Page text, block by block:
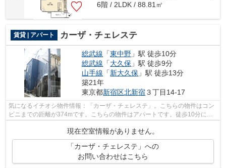
6階 / 2LDK / 88.81㎡
賃貸 | アパート カーザ・チェレステ
総武線 「東中野 」駅 徒歩10分
総武線 「大久保 」駅 徒歩9分
山手線 「新大久保 」駅 徒歩13分
築21年
東京都新宿区北新宿３丁目14-17
気になるイチオシ物件情報：「カーザ・チェレステ」。こちらの物件はコン
ビニまでの距離が374mです。こちらの物件はアパートです。徒歩10分に駅
現在空室情報がありません。
「カーザ・チェレステ」への
お問い合わせはこちら